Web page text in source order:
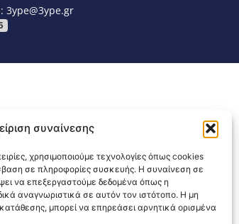
συναίνεσης
χρησιμοποιούμε τεχνολογίες όπως cookies
σε πληροφορίες συσκευής. Η συναίνεση σε
να επεξεργαστούμε δεδομένα όπως η
αναγνωριστικά σε αυτόν τον ιστότοπο. Η μη
μπορεί να επηρεάσει αρνητικά ορισμένα
3ype@3ype.gr